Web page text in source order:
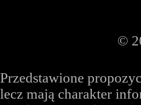
©
Przedstawione
lecz mają charakter